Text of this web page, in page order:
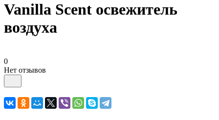
Vanilla Scent освежитель
воздуха
0
Нет отзывов